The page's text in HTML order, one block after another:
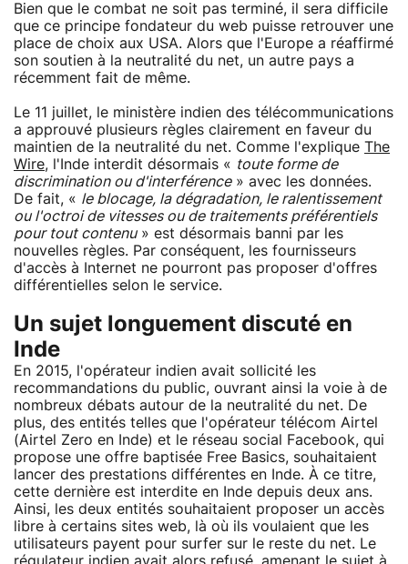
Bien que le combat ne soit pas terminé, il sera difficile
que ce principe fondateur du web puisse retrouver une
place de choix aux USA. Alors que l'Europe a réaffirmé
son soutien à la neutralité du net, un autre pays a
récemment fait de même.
Le 11 juillet, le ministère indien des télécommunications
a approuvé plusieurs règles clairement en faveur du
maintien de la neutralité du net. Comme l'explique The
Wire, l'Inde interdit désormais « toute forme de
discrimination ou d'interférence» avec les données.
De fait, « le blocage, la dégradation, le ralentissement
ou l'octroi de vitesses ou de traitements préférentiels
pour tout contenu» est désormais banni par les
nouvelles règles. Par conséquent, les fournisseurs
d'accès à Internet ne pourront pas proposer d'offres
différentielles selon le service.
Un sujet longuement discuté en
Inde
En 2015, l'opérateur indien avait sollicité les
recommandations du public, ouvrant ainsi la voie à de
nombreux débats autour de la neutralité du net. De
plus, des entités telles que l'opérateur télécom Airtel
(Airtel Zero en Inde) et le réseau social Facebook, qui
propose une offre baptisée Free Basics, souhaitaient
lancer des prestations différentes en Inde. À ce titre,
cette dernière est interdite en Inde depuis deux ans.
Ainsi, les deux entités souhaitaient proposer un accès
libre à certains sites web, là où ils voulaient que les
utilisateurs payent pour surfer sur le reste du net. Le
régulateur indien avait alors refusé, amenant le sujet à